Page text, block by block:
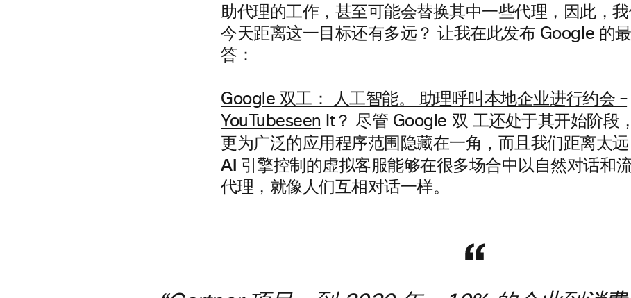
助代理的工作，甚至可能会替换其中一些代理，因此，
今天距离这一目标还有多远？ 让我在此发布 Google 的
答：
Google 双工： 人工智能。 助理呼叫本地企业进行约会 –
YouTubeseen It？ 尽管 Google 双 工还处于其开始阶段
更为广泛的应用程序范围隐藏在一角，而且我们距离太
AI 引擎控制的虚拟客服能够在很多场合中以自然对话和
代理，就像人们互相对话一样。